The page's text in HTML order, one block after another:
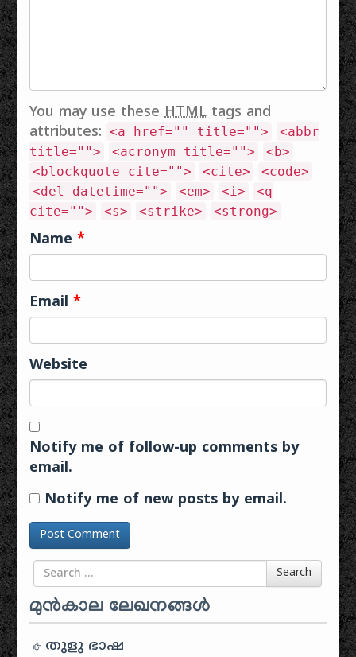
You may use theseHTML tags and
attributes:
<a href="" title="">
<abbr
title="">
<acronym title="">
<b>
<blockquote cite="">
<cite>
<code>
<del datetime="">
<em> <i>
<q
cite="">
<s> <strike> <strong>
Name*
Email*
Website
Notify me of follow-up comments by
email.
Notify me of new posts by email.
Search for Search
മുൻകാല ലേഖനങ്ങൾ
തുളു ഭാഷ